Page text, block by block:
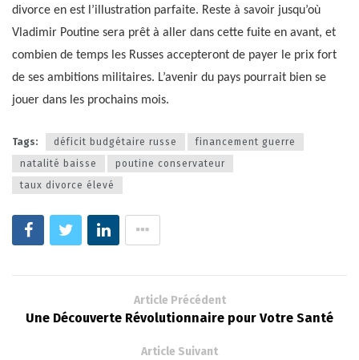
divorce en est l’illustration parfaite. Reste à savoir jusqu’où
Vladimir Poutine sera prêt à aller dans cette fuite en avant, et
combien de temps les Russes accepteront de payer le prix fort
de ses ambitions militaires. L’avenir du pays pourrait bien se
jouer dans les prochains mois.
Tags: déficit budgétaire russe
financement guerre
natalité baisse
poutine conservateur
taux divorce élevé
Article Précédent
Une Découverte Révolutionnaire pour Votre Santé
Article Suivant